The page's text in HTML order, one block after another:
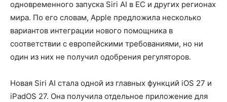
одновременного запуска Siri AI в ЕС и других регионах
мира. По его словам, Apple предложила несколько
вариантов интеграции нового помощника в
соответствии с европейскими требованиями, но ни
один из них не получил одобрения регуляторов.
Новая Siri AI стала одной из главных функций iOS 27 и
iPadOS 27. Она получила отдельное приложение для